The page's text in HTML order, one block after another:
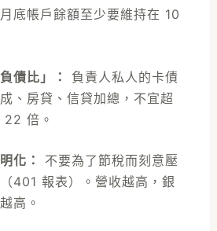
底帳戶餘額至少要維持在 10
債比」：
負責人私人的卡債
、房貸、信貸加總，不宜超
22 倍。
化：
不要為了節稅而刻意壓
401 報表）。營收越高，銀
高。